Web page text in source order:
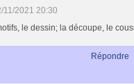
11/2021 20:30
le dessin; la découpe, le
Répondre